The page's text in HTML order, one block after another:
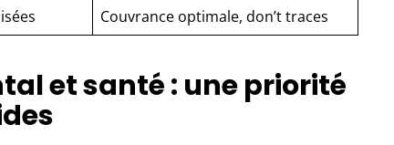
Couvrance optimale, don’t traces
et santé : une priorité